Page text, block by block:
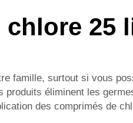
25
famille, surtout si vous
produits éliminent les
des comprimés de